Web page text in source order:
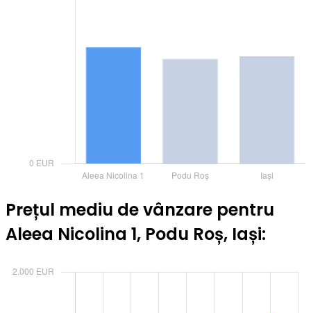
Prețul mediu de vânzare pentru
Aleea Nicolina 1, Podu Roș, Iași: